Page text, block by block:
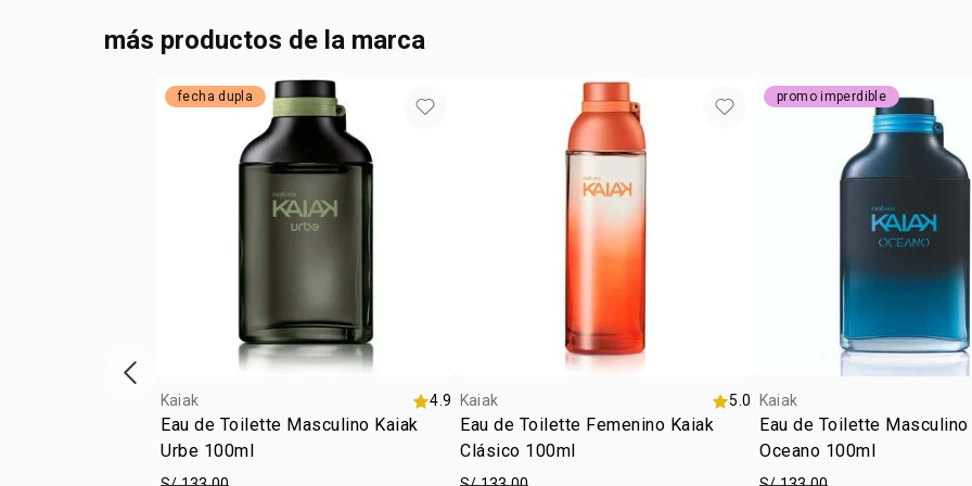
más productos de la marca
fecha dupla
Kaiak 4.9
Eau de Toilette Masculino Kaiak
Urbe 100ml
Kaiak 5.0
Eau de Toilette Femenino Kaiak
Clásico 100ml
promo imperdible
Kaiak
Eau de Toilette Masculino
Oceano 100ml
vitrina de productos anterior